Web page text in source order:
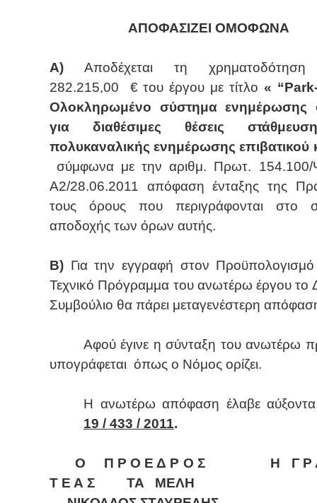
ΑΠΟΦΑΣΙΖΕΙ ΟΜΟΦΩΝΑ
Α) Αποδέχεται τη
282.215,00
€ του έργου με τίτλο « “Park
Ολοκληρωμένο σύστημα ενημέρωσης
για διαθέσιμες θέσεις
πολυκαναλικής ενημέρωσης επιβατικού
σύμφωνα με την αριθμ. Πρωτ.
Α2/28.06.2011 απόφαση ένταξης της
τους όρους που περιγράφονται στο
αποδοχής των όρων αυτής.
Β) Για την εγγραφή στον
Τεχνικό Πρόγραμμα του ανωτέρω έργου το
Συμβούλιο θα πάρει μεταγενέστερη
Αφού έγινε η σύνταξη του ανωτέρω
υπογράφεται όπως ο Νόμος ορίζει.
Η ανωτέρω απόφαση έλαβε αύξοντα
19 / 433 / 2011.
Ο Π Ρ Ο Ε Δ Ρ Ο Σ Η
Γ
Τ Ε Α Σ
ΤΑ
ΜΕΛΗ